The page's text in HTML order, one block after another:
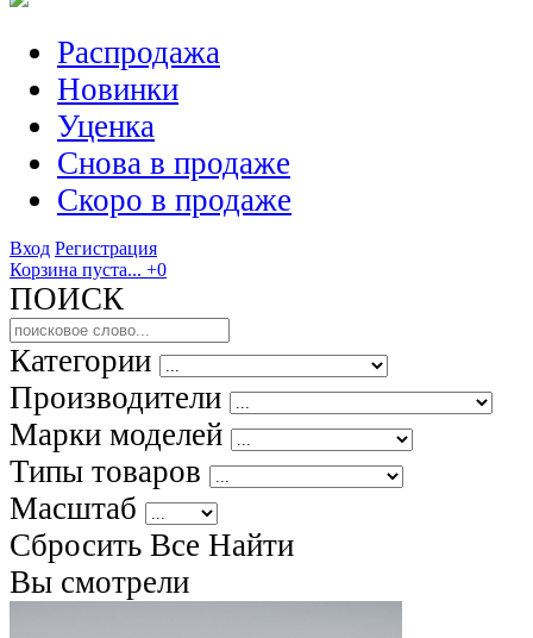
Распродажа
Новинки
Уценка
Снова в продаже
Скоро в продаже
Вход Регистрация
Корзина пуста... +0
ПОИСК
Категории
Производители
Марки моделей
Типы товаров
Масштаб
Сбросить Все Найти
Вы смотрели